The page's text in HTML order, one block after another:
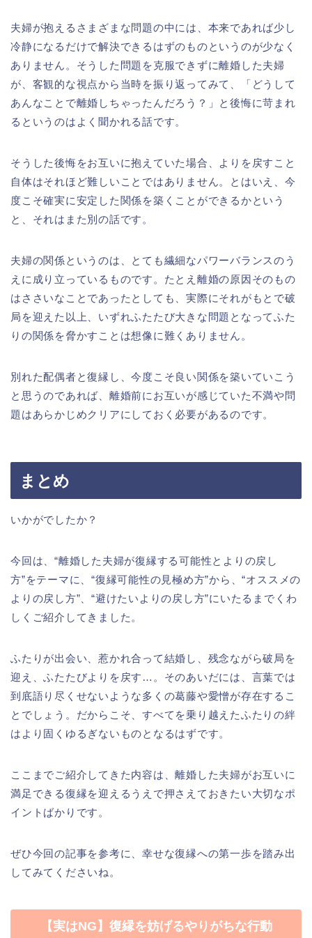
夫婦が抱えるさまざまな問題の中には、本来であれば少し
冷静になるだけで解決できるはずのものというのが少なく
ありません。そうした問題を克服できずに離婚した夫婦
が、客観的な視点から当時を振り返ってみて、「どうして
あんなことで離婚しちゃったんだろう？」と後悔に苛まれ
るというのはよく聞かれる話です。
そうした後悔をお互いに抱えていた場合、よりを戻すこと
自体はそれほど難しいことではありません。とはいえ、今
度こそ確実に安定した関係を築くことができるかという
と、それはまた別の話です。
夫婦の関係というのは、とても繊細なパワーバランスのう
えに成り立っているものです。たとえ離婚の原因そのもの
はささいなことであったとしても、実際にそれがもとで破
局を迎えた以上、いずれふたたび大きな問題となってふた
りの関係を脅かすことは想像に難くありません。
別れた配偶者と復縁し、今度こそ良い関係を築いていこう
と思うのであれば、離婚前にお互いが感じていた不満や問
題はあらかじめクリアにしておく必要があるのです。
まとめ
いかがでしたか？
今回は、“離婚した夫婦が復縁する可能性とよりの戻し
方”をテーマに、“復縁可能性の見極め方”から、“オススメの
よりの戻し方”、“避けたいよりの戻し方”にいたるまでくわ
しくご紹介してきました。
ふたりが出会い、惹かれ合って結婚し、残念ながら破局を
迎え、ふたたびよりを戻す…。そのあいだには、言葉では
到底語り尽くせないような多くの葛藤や愛憎が存在するこ
とでしょう。だからこそ、すべてを乗り越えたふたりの絆
はより固くゆるぎないものとなるはずです。
ここまでご紹介してきた内容は、離婚した夫婦がお互いに
満足できる復縁を迎えるうえで押さえておきたい大切なポ
イントばかりです。
ぜひ今回の記事を参考に、幸せな復縁への第一歩を踏み出
してみてくださいね。
【実はNG】復縁を妨げるやりがちな行動